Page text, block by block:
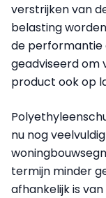
verstrijken van
belasting
de performantie
geadviseerd om
product ook op
nu nog
termijn minder
afhankelijk is